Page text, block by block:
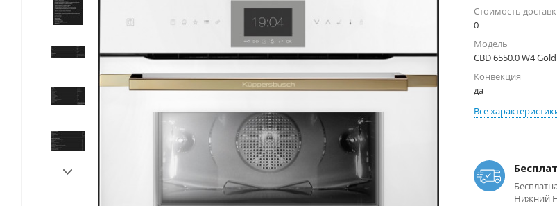
Стоимость
0
Модель
CBD 6550.0 W4 Gold
Конвекция
да
Все
Нижний